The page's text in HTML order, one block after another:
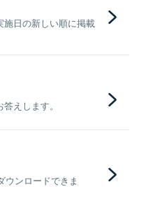
日の新しい順に掲載
えします。
ウンロードできま